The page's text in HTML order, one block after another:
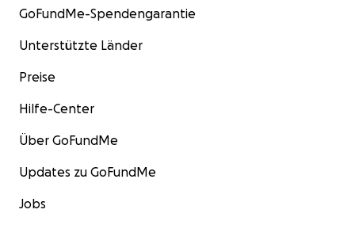
GoFundMe-Spendengarantie
Unterstützte Länder
Preise
Hilfe-Center
Über GoFundMe
Updates zu GoFundMe
Jobs